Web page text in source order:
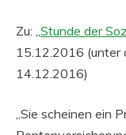
Zu: „Stunde der
15.12.2016 (unter
14.12.2016)
„Sie scheinen ein